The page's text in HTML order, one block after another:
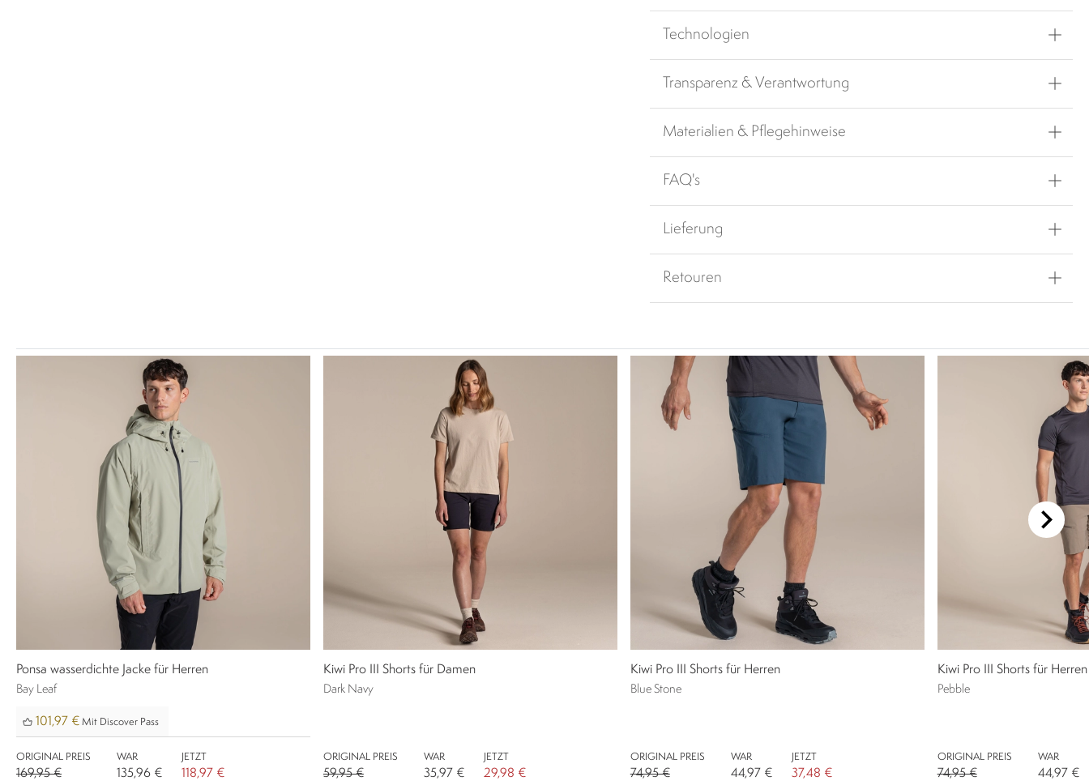
Technologien
Transparenz & Verantwortung
Materialien & Pflegehinweise
FAQ's
Lieferung
Retouren
Ponsa wasserdichte Jacke für Herren
Bay Leaf
101,97 € Mit Discover Pass
ORIGINAL PREIS
169,95 €
WAR
135,96 €
JETZT
118,97 €
Kiwi Pro III Shorts für Damen
Dark Navy
ORIGINAL PREIS
59,95 €
WAR
35,97 €
JETZT
29,98 €
Kiwi Pro III Shorts für Herren
Blue Stone
ORIGINAL PREIS
74,95 €
WAR
44,97 €
JETZT
37,48 €
Kiwi Pro III Shorts für Herren
Pebble
ORIGINAL PREIS
74,95 €
WAR
44,97 €